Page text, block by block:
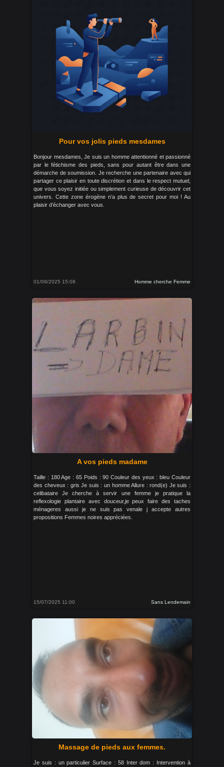
Pour vos jolis pieds mesdames
Bonjour mesdames, Je suis un homme attentionné et passionné
par le fétichisme des pieds, sans pour autant être dans une
démarche de soumission. Je recherche une partenaire avec qui
partager ce plaisir en toute discrétion et dans le respect mutuel,
que vous soyez initiée ou simplement curieuse de découvrir cet
univers. Cette zone érogène n’a plus de secret pour moi ! Au
plaisir d’échanger avec vous.
01/09/2025 15:08 Homme cherche Femme
A vos pieds madame
Taille : 180 Age : 65 Poids : 90 Couleur des yeux : bleu Couleur
des cheveux : gris Je suis : un homme Allure : rond(e) Je suis :
celibataire Je cherche à servir une femme je pratique la
reflexologie plantaire avec douceur,je peux faire des taches
ménageres aussi je ne suis pas venale j accepte autres
propositions Femmes noires appréciées.
15/07/2025 11:00 Sans Lendemain
Massage de pieds aux femmes.
Je suis : un particulier Surface : 58 Inter dom : Intervention à